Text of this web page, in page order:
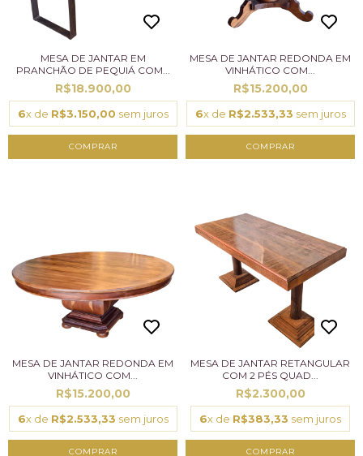
MESA DE JANTAR EM
PRANCHÃO DE PEQUIÁ COM...
R$18.900,00
6x de R$3.150,00 sem juros
MESA DE JANTAR REDONDA EM
VINHÁTICO COM...
R$15.200,00
6x de R$2.533,33 sem juros
MESA DE JANTAR REDONDA EM
VINHÁTICO COM...
R$15.200,00
6x de R$2.533,33 sem juros
MESA DE JANTAR RETANGULAR
COM 2 PÉS QUAD...
R$2.300,00
6x de R$383,33 sem juros